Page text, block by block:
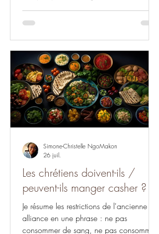
interroger Dieu, tirer des leçons, faire des
choix. Il y a des choses, des événements
et des circonstances qui ne dépendent
pas de nous. Pour ce qui est de notre
ressort, faisons des choix.
Les chrétiens doivent-ils /
peuvent-ils manger casher ?
Je résume les restrictions de l'ancienne
alliance en une phrase : ne pas
consommer de sang, ne pas consommer
Simone-Christelle NgoMakon
26 juil.